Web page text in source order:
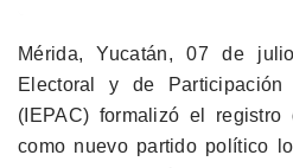
Mérida, Yucatán, 07 de
Electoral y de Participación
(IEPAC) formalizó el registro
como nuevo partido político